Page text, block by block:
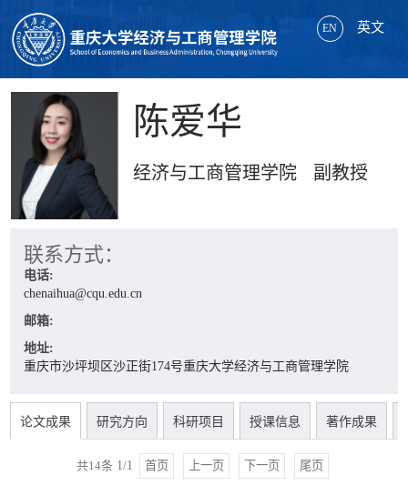
EN 英文
陈爱华
经济与工商管理学院 副教授
联系方式：
电话:
chenaihua@cqu.edu.cn
邮箱:
地址:
重庆市沙坪坝区沙正街174号重庆大学经济与工商管理学院
论文成果 研究方向 科研项目 授课信息 著作成果
共14条 1/1 首页 上一页 下一页 尾页